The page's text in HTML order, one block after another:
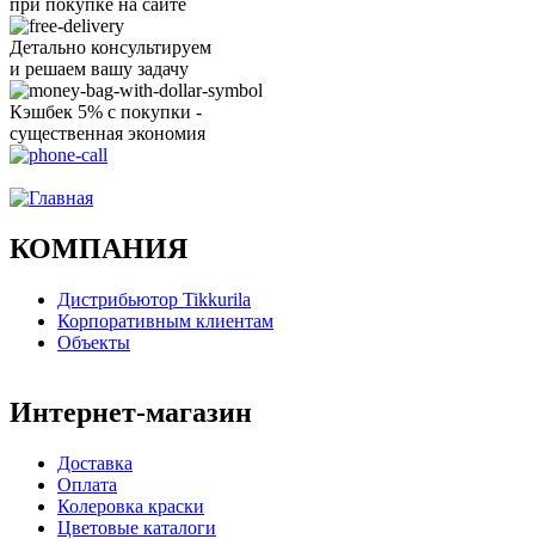
при покупке на сайте
Детально консультируем
и решаем вашу задачу
Кэшбек 5% с покупки -
существенная экономия
КОМПАНИЯ
Дистрибьютор Tikkurila
Корпоративным клиентам
Объекты
Интернет-магазин
Доставка
Оплата
Колеровка краски
Цветовые каталоги